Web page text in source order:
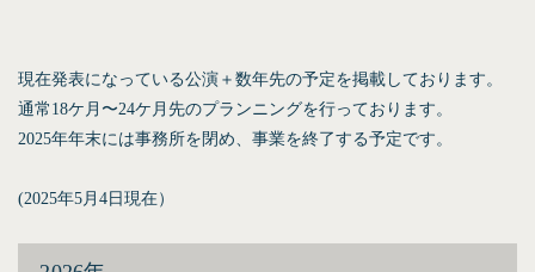
現在発表になっている公演＋数年先の予定を掲載しております。
通常18ケ月〜24ケ月先のプランニングを行っております。
2025年年末には事務所を閉め、事業を終了する予定です。
(2025年5月4日現在）